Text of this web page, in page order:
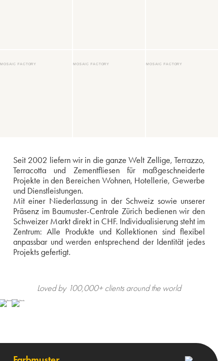
MOSAIC FACTORY MOSAIC FACTORY MOSAIC FACTORY
Seit 2002 liefern wir in die ganze Welt Zellige, Terrazzo,
Terracotta und Zementfliesen für maßgeschneiderte
Projekte in den Bereichen Wohnen, Hotellerie, Gewerbe
und Dienstleistungen.
Mit einer Niederlassung in der Schweiz sowie unserer
Präsenz im Baumuster-Centrale Zürich bedienen wir den
Schweizer Markt direkt in CHF. Individualisierung steht im
Zentrum: Alle Produkte und Kollektionen sind flexibel
anpassbar und werden entsprechend der Identität jedes
Projekts gefertigt.
Loved by 100,000+ clients around the world